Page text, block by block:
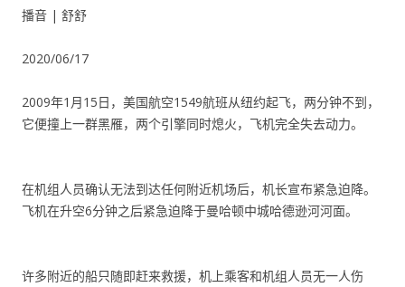
播音 | 舒舒
2020/06/17
2009年1月15日，美国航空1549航班从纽约起飞，两分钟不到，
它便撞上一群黑雁，两个引擎同时熄火，飞机完全失去动力。
在机组人员确认无法到达任何附近机场后，机长宣布紧急迫降。
飞机在升空6分钟之后紧急迫降于曼哈顿中城哈德逊河河面。
许多附近的船只随即赶来救援，机上乘客和机组人员无一人伤